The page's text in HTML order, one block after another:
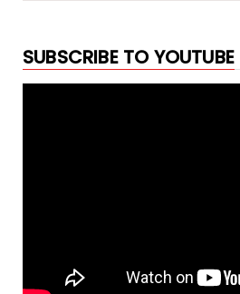
SUBSCRIBE TO YOUTUBE